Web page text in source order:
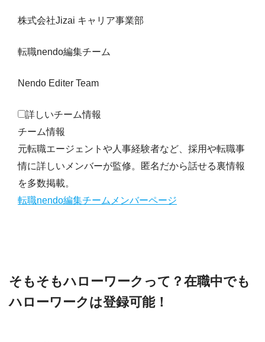
株式会社Jizai キャリア事業部
転職nendo編集チーム
Nendo Editer Team
詳しいチーム情報
チーム情報
元転職エージェントや人事経験者など、採用や転職事
情に詳しいメンバーが監修。匿名だから話せる裏情報
を多数掲載。
転職nendo編集チームメンバーページ
そもそもハローワークって？在職中でも
ハローワークは登録可能！